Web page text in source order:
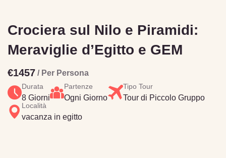
Crociera sul Nilo e Piramidi:
Meraviglie d’Egitto e GEM
€1457 / Per Persona
Durata
8 Giorni
Partenze
Ogni Giorno
Tipo Tour
Tour di Piccolo Gruppo
Località
vacanza in egitto